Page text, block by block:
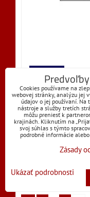
3,18 €s DPH
Dostupnosť:
Nie sú
Cookies používame na
webovej stránky, analýzu jej
údajov o jej používaní. Na
nástroje a služby tretích
môžu preniesť k
krajinách. Kliknutím na
svoj súhlas s týmto
podrobné informácie
Zásady
Ukázať podrobnosti